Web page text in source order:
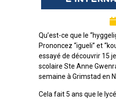
Qu’est-ce que le
Prononcez “igueli” et
essayé de découvrir 15
scolaire Ste Anne
semaine à Grimstad en
Cela fait 5 ans que le